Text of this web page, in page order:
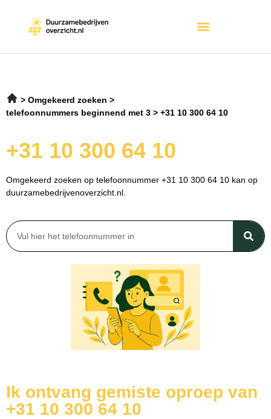
Omgekeerd zoeken
telefoonnummers beginnend met 3
+31 10 300 64 10
+31 10 300 64 10
Omgekeerd zoeken op telefoonnummer +31 10 300 64 10 kan op
duurzamebedrijvenoverzicht.nl.
Ik ontvang gemiste oproep van
+31 10 300 64 10